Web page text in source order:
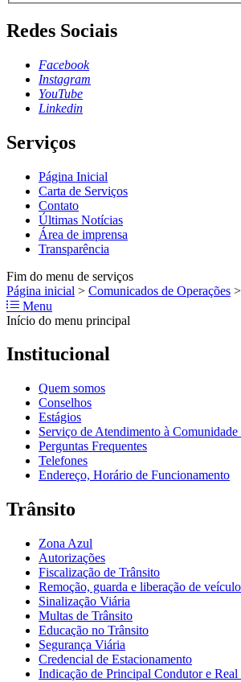
Redes Sociais
Facebook
Instagram
YouTube
Linkedin
Serviços
Página Inicial
Carta de Serviços
Contato
Últimas Notícias
Área de imprensa
Transparência
Fim do menu de serviços
Página inicial > Comunicados de Operações >
Menu
Início do menu principal
Institucional
Quem somos
Conselhos
Estágios
Serviço de Atendimento à
Perguntas Frequentes
Telefones
Endereço, Horário de Funcionamento
Trânsito
Zona Azul
Autorizações
Fiscalização de Trânsito
Remoção, guarda e liberação de
Sinalização Viária
Multas de Trânsito
Educação no Trânsito
Segurança Viária
Credencial de Estacionamento
Indicação de Principal Condutor e